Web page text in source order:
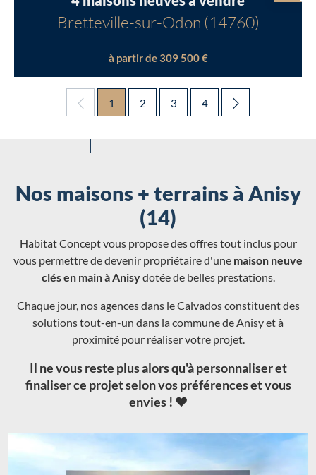
Bretteville-sur-Odon (14760)
à partir de 309 500 €
1 2 3 4
Nos maisons + terrains à Anisy
(14)
Habitat Concept vous propose des offres tout inclus pour
vous permettre de devenir propriétaire d'une maison neuve
clés en main à Anisydotée de belles prestations.
Chaque jour, nos agences dans le Calvados constituent des
solutions tout-en-un dans la commune de Anisy et à
proximité pour réaliser votre projet.
Il ne vous reste plus alors qu'à personnaliser et
finaliser ce projet selon vos préférences et vous
envies ! ❤️